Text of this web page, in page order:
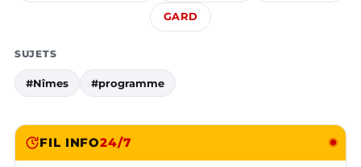
GARD
SUJETS
#Nîmes #programme
FIL INFO24/7